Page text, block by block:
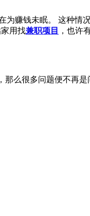
为赚钱未眠。 这种情
用找兼职项目
，也许
么很多问题便不再